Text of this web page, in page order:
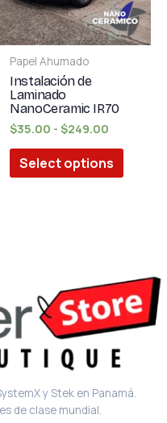
Papel Ahumado
Instalación de
Laminado
NanoCeramic IR70
$35.00 - $249.00
Select options
Las
se
de
y Stek en Panamá.
de clase mundial.